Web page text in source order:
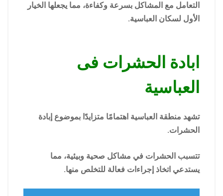
التعامل مع المشاكل بسرعة وكفاءة، مما يجعلها الخيار
الأول لسكان العباسية.
ابادة الحشرات فى
العباسية
تشهد منطقة العباسية اهتمامًا متزايدًا بموضوع إبادة
الحشرات.
تتسبب الحشرات في مشاكل صحية وبيئية، مما
يستدعي اتخاذ إجراءات فعالة للتخلص منها.